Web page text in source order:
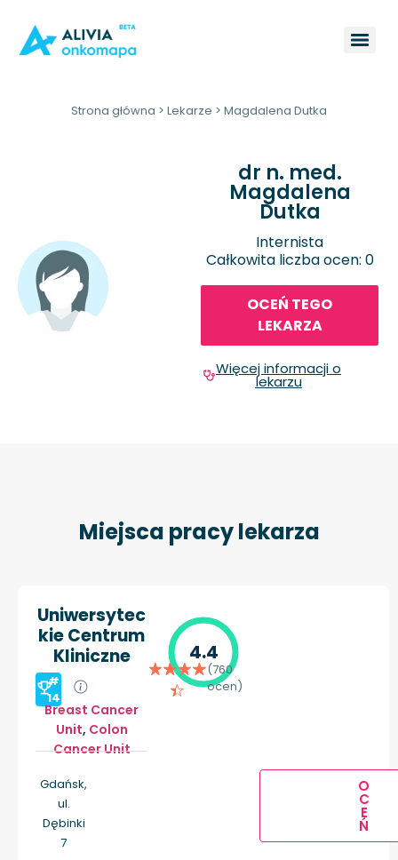
Strona główna > Lekarze > Magdalena Dutka
dr n. med.
Magdalena
Dutka
Internista
Całkowita liczba ocen: 0
OCEŃ TEGO
LEKARZA
Więcej informacji o
lekarzu
Miejsca pracy lekarza
Uniwersytec
kie Centrum
Kliniczne
#
14
Breast Cancer
Unit, Colon
Cancer Unit
Gdańsk,
ul.
Dębinki
7
4.4
(760
ocen)
O
C
E
Ń